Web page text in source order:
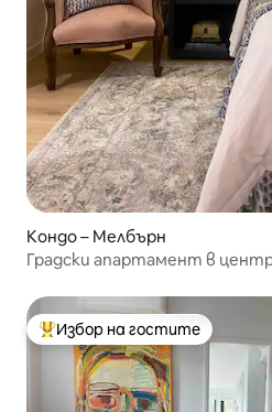
Кондо – Мелбърн
Градски апартамент в
Най-популярен избор на
Избор на гостите